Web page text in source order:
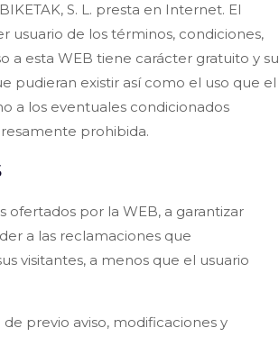
S. L. presta en Internet. El
usuario de los términos, condiciones,
a esta WEB tiene carácter gratuito y su
pudieran existir así como el uso que el
a los eventuales condicionados
prohibida.
ofertados por la WEB, a garantizar
a las reclamaciones que
visitantes, a menos que el usuario
previo aviso, modificaciones y